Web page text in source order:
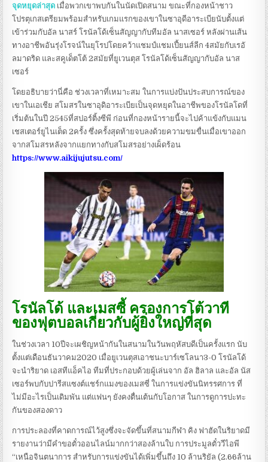
จุดหยุดล่าสุด เมื่อพวกเขาพบกันในนัดเปิดสนาม ขณะที่กองหน้าชาว
โปรตุเกสเตรียมพร้อมสำหรับเกมแรกของเขาในซาอุดีอาระเบียนับตั้งแต่
เข้าร่วมกับอัล นาสร์โรนัลโด้เซ็นสัญญากับทีมอัล นาสเซอร์ หลังผ่านเส้น
ทางอาชีพอันรุ่งโรจน์ในยุโรปโดยคว้าแชมป์แชมเปี้ยนส์ลีก 4สมัยกับเรอั
ลมาดริด และสคูเด็ตโต้ 2สมัยที่ยูเวนตุส โรนัลโด้เซ็นสัญญากับอัล นาส
เซอร์
โดยอธิบายว่านี่คือ ช่วงเวลาที่เหมาะสม ในการแบ่งปันประสบการณ์ของ
เขาในเอเชีย สโมสรในซาอุดิอาระเบียเป็นจุดหยุดในอาชีพของโรนัลโดที่
เริ่มต้นในปี 2545ที่สปอร์ติ้งซีพี ก่อนที่กองหน้ารายนี้จะไปค้าแข้งกับแมน
เชสเตอร์ยูไนเต็ด 2ครั้ง ซึ่งครั้งสุดท้ายจบลงด้วยความขมขื่นเมื่อเขาออก
จากสโมสรหลังจากแยกทางกับสโมสรอย่างเผ็ดร้อน
https://www.aikijujutsu.com/
โรนัลโด้ และเมสซี้ ครองการโต้วาที
ของฟุตบอลเกี่ยวกับผู้ยิ่งใหญ่ที่สุด
ในช่วงเวลา 10ปีจะเผชิญหน้ากันในสนามในวันพฤหัสบดีเป็นครั้งแรก นับ
ตั้งแต่เดือนธันวาคม2020 เมื่อยูเวนตุสเอาชนะบาร์เซโลนา3-0โรนัลโด้
จะนําริยาด เอสทีแอ็คไอ ทีมที่ประกอบด้วยผู้เล่นจาก อัล ฮิลาล และอัล นัส
เซอร์พบกับปารีสแซงต์แชร์กแมงของเมสซี่ ในการแข่งขันนิทรรศการ ที่
ไม่มีอะไรเป็นเดิมพัน แต่แฟนๆ ยังคงตื่นเต้นกับโอกาส ในการดูการปะทะ
กันของสองดาว
การประลองที่คาดการณ์ไว้สูงซึ่งจะจัดขึ้นที่สนามกีฬา คิง ฟาฮัดในริยาดมี
รายงานว่ามีคําขอตั๋วออนไลน์มากกว่าสองล้านใบ การประมูลตั๋ววีไอพี
“เหนือจินตนาการ สําหรับการแข่งขันได้เพิ่มขึ้นถึง 10 ล้านริยัล (2.66ล้าน